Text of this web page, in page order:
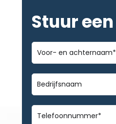
Stuur
Voor-
en
achternaam*
Bedrijfsnaam
Telefoonnummer